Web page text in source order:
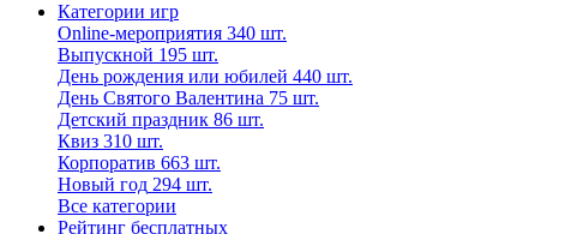
Категории игр
Online-мероприятия 340 шт.
Выпускной 195 шт.
День рождения или юбилей 440 шт.
День Святого Валентина 75 шт.
Детский праздник 86 шт.
Квиз 310 шт.
Корпоратив 663 шт.
Новый год 294 шт.
Все категории
Рейтинг бесплатных